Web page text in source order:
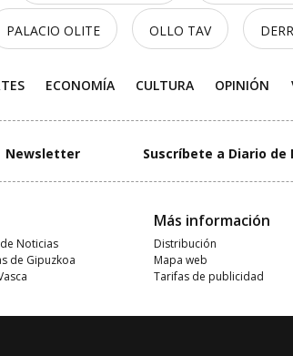
PALACIO OLITE OLLO TAV
ECONOMÍA CULTURA OPINIÓN
Newsletter Suscríbete a Diario de
Noticias
de Gipuzkoa
Más información
Distribución
Mapa web
Tarifas de publicidad